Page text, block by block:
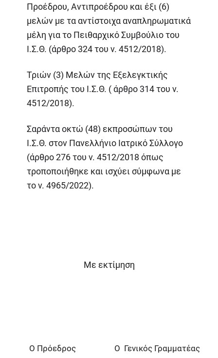
Προέδρου, Αντιπροέδρου και έξι (6)
μελών με τα αντίστοιχα αναπληρωματικά
μέλη για το Πειθαρχικό Συμβούλιο του
Ι.Σ.Θ. (άρθρο 324 του ν. 4512/2018).
Τριών (3) Μελών της Εξελεγκτικής
Επιτροπής του Ι.Σ.Θ. ( άρθρο 314 του ν.
4512/2018).
Σαράντα οκτώ (48) εκπροσώπων του
Ι.Σ.Θ. στον Πανελλήνιο Ιατρικό Σύλλογο
(άρθρο 276 του ν. 4512/2018 όπως
τροποποιήθηκε και ισχύει σύμφωνα με
το ν. 4965/2022).
Με εκτίμηση
Ο Πρόεδρος Ο Γενικός Γραμματέας